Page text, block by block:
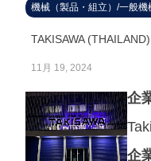
機械（製品・組立）/一般機
TAKISAWA
11月 19, 2024
企
企